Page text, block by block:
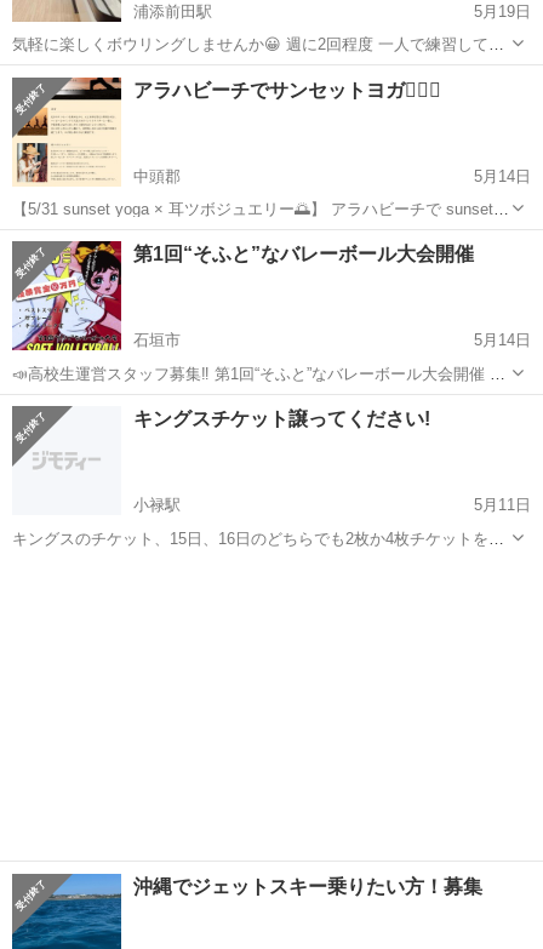
浦添前田駅
5月19日
気軽に楽しくボウリングしませんか😀 週に2回程度 一人で練習してい
ます。 まだまだド素人ですが 練習仲間 募集中でぇす🤙
沖縄 浦添市 浦添前田駅 スポーツ ボウリング
アラハビーチでサンセットヨガ🧘🏼‍♀️
中頭郡
5月14日
【5/31 sunset yoga × 耳ツボジュエリー🌅】 アラハビーチで sunset
yoga開催します🌴 ヨガ前か後に耳マッサージ＋耳ツボジュエリーをし
て 身体をゆるめてからスタート🫶 ✔︎ 肩こり ✔︎ ...
沖縄 中頭郡 スポーツ アラハビーチ
第1回“そふと”なバレーボール大会開催
石垣市
5月14日
📣高校生運営スタッフ募集‼︎ 第1回“そふと”なバレーボール大会開催 運
動不足の人も！ガチ勢も！ みんなでワイワイ楽しめる大会やります✨
\\初心者・1人参加も大歓迎// 小学生〜大人まで！ 友達同士・思い出作
り！ チー...
沖縄 スポーツ 大会
キングスチケット譲ってください!
小禄駅
5月11日
キングスのチケット、15日、16日のどちらでも2枚か4枚チケットをお
沖縄でジェットスキー乗りたい方！募集